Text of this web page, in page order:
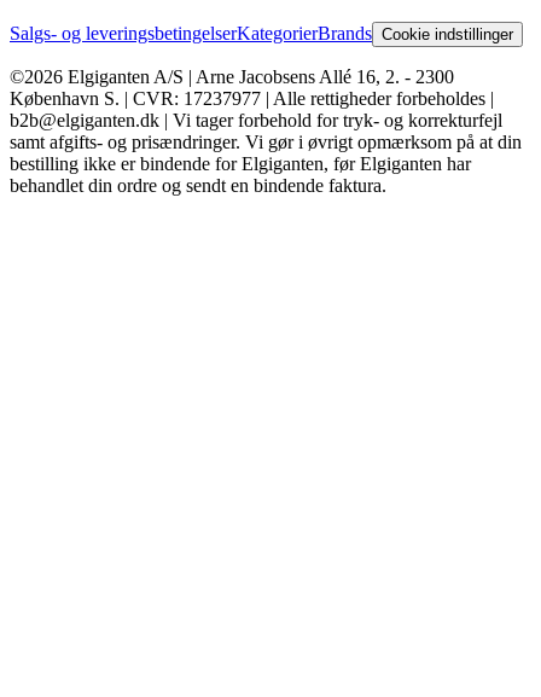
Salgs- og leveringsbetingelserKategorierBrands Cookie indstillinger
©2026 Elgiganten A/S | Arne Jacobsens Allé 16, 2. - 2300
København S. | CVR: 17237977 | Alle rettigheder forbeholdes |
b2b@elgiganten.dk | Vi tager forbehold for tryk- og korrekturfejl
samt afgifts- og prisændringer. Vi gør i øvrigt opmærksom på at din
bestilling ikke er bindende for Elgiganten, før Elgiganten har
behandlet din ordre og sendt en bindende faktura.